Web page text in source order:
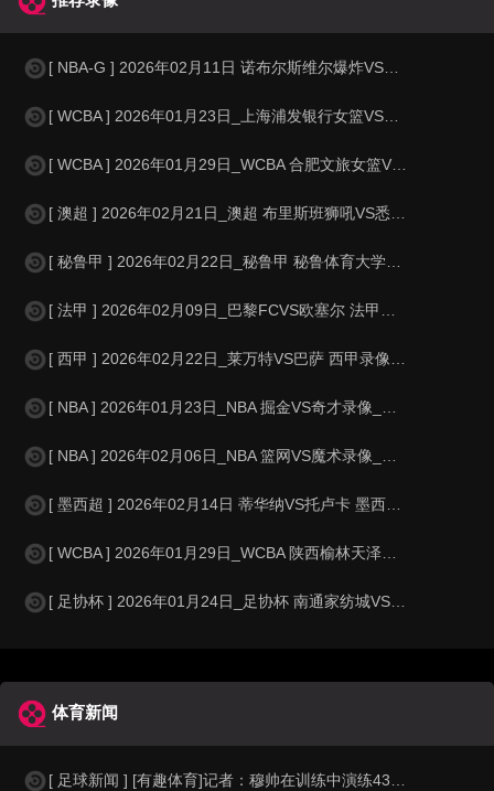
[ NBA-G ] 2026年02月11日 诺布尔斯维尔爆炸VS长岛篮网 NBA
[ WCBA ] 2026年01月23日_上海浦发银行女篮VS山东赤水河酒女篮
[ WCBA ] 2026年01月29日_WCBA 合肥文旅女篮VS江西鲸裕清
[ 澳超 ] 2026年02月21日_澳超 布里斯班狮吼VS悉尼FC录像_
[ 秘鲁甲 ] 2026年02月22日_秘鲁甲 秘鲁体育大学VS水晶竞技录像
[ 法甲 ] 2026年02月09日_巴黎FCVS欧塞尔 法甲录像_全场录
[ 西甲 ] 2026年02月22日_莱万特VS巴萨 西甲录像_高清录像【
[ NBA ] 2026年01月23日_NBA 掘金VS奇才录像_全场录像【
[ NBA ] 2026年02月06日_NBA 篮网VS魔术录像_全场录像【
[ 墨西超 ] 2026年02月14日 蒂华纳VS托卢卡 墨西超_全场录像【
[ WCBA ] 2026年01月29日_WCBA 陕西榆林天泽女篮VS上海浦
[ 足协杯 ] 2026年01月24日_足协杯 南通家纺城VS山东球探录像_
体育新闻
[ 足球新闻 ] [有趣体育]记者：穆帅在训练中演练433阵型，将在训练赛中对